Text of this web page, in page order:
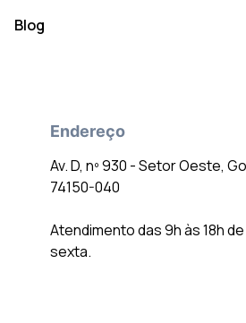
Blog
Endereço
Av. D, nº 930 - Setor Oeste,
74150-040
Atendimento das 9h às 18h
sexta.